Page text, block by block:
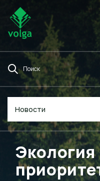
Поиск
Новости
Экология